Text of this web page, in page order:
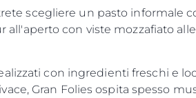
scegliere un pasto informale
con viste mozzafiato
con ingredienti freschi e
Gran Folies ospita spesso
L'azienda